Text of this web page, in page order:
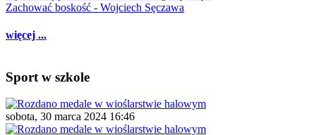
Zachować boskość - Wojciech Sęczawa
więcej ...
Sport w szkole
sobota, 30 marca 2024 16:46